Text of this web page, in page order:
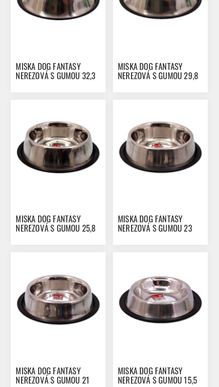
MISKA DOG FANTASY
NEREZOVÁ S GUMOU 32,3
MISKA DOG FANTASY
NEREZOVÁ S GUMOU 29,8
MISKA DOG FANTASY
NEREZOVÁ S GUMOU 25,8
MISKA DOG FANTASY
NEREZOVÁ S GUMOU 23
MISKA DOG FANTASY
NEREZOVÁ S GUMOU 21
MISKA DOG FANTASY
NEREZOVÁ S GUMOU 15,5